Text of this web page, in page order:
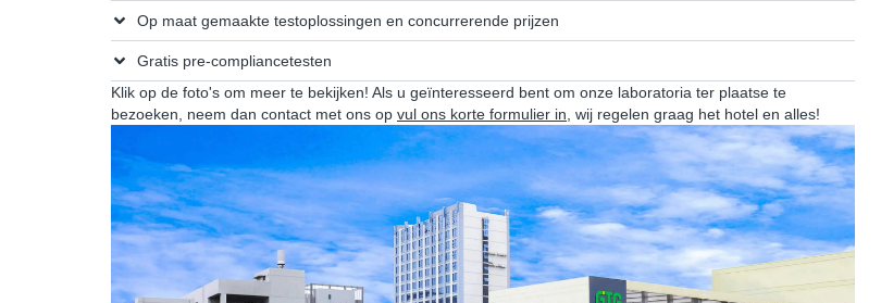
Op maat gemaakte testoplossingen en concurrerende prijzen
Gratis pre-compliancetesten
Klik op de foto's om meer te bekijken! Als u geïnteresseerd bent om onze laboratoria ter plaatse te
bezoeken, neem dan contact met ons op vul ons korte formulier in , wij regelen graag het hotel en alles!